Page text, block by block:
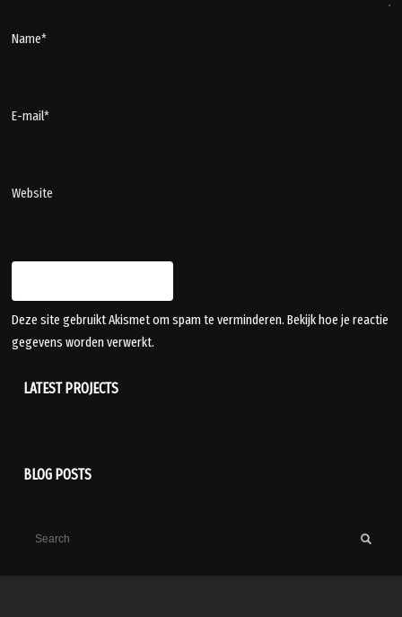
Name*
E-mail*
Website
Deze site gebruikt Akismet om spam te verminderen.Bekijk hoe je reactie
gegevens worden verwerkt.
LATEST PROJECTS
BLOG POSTS